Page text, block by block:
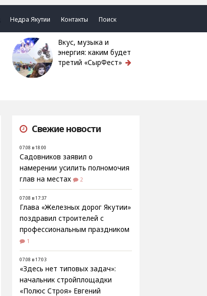
Недра Якутии Контакты Поиск
Вкус, музыка и
энергия: каким будет
третий «СырФест»
Свежие новости
07.08 в 18:00
Садовников заявил о
намерении усилить полномочия
глав на местах
2
07.08 в 17:37
Глава «Железных дорог Якутии»
поздравил строителей с
профессиональным праздником
1
07.08 в 17:03
«Здесь нет типовых задач»:
начальник стройплощадки
«Полюс Строя» Евгений